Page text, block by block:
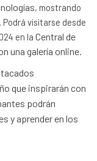
, mostrando
. Podrá visitarse desde
en la Central de
una galería online.
que inspirarán con
podrán
y aprender en los